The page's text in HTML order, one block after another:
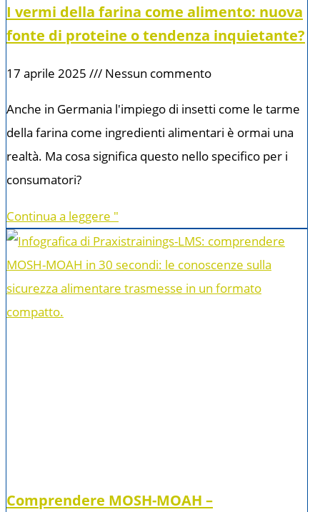
I vermi della farina come alimento: nuova
fonte di proteine o tendenza inquietante?
17 aprile 2025 Nessun commento
Anche in Germania l'impiego di insetti come le tarme
della farina come ingredienti alimentari è ormai una
realtà. Ma cosa significa questo nello specifico per i
consumatori?
Continua a leggere "
Comprendere MOSH-MOAH –